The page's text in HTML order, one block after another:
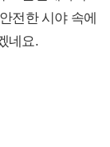
전한 시야 속에
네요.